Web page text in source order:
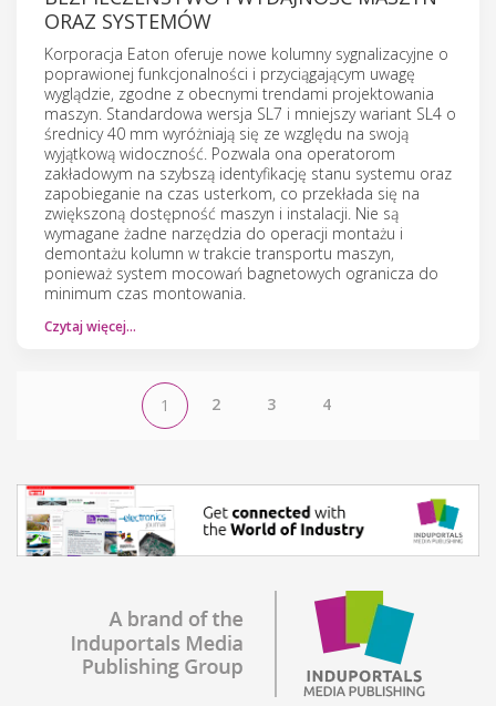
ORAZ SYSTEMÓW
Korporacja Eaton oferuje nowe kolumny sygnalizacyjne o
poprawionej funkcjonalności i przyciągającym uwagę
wyglądzie, zgodne z obecnymi trendami projektowania
maszyn. Standardowa wersja SL7 i mniejszy wariant SL4 o
średnicy 40 mm wyróżniają się ze względu na swoją
wyjątkową widoczność. Pozwala ona operatorom
zakładowym na szybszą identyfikację stanu systemu oraz
zapobieganie na czas usterkom, co przekłada się na
zwiększoną dostępność maszyn i instalacji. Nie są
wymagane żadne narzędzia do operacji montażu i
demontażu kolumn w trakcie transportu maszyn,
ponieważ system mocowań bagnetowych ogranicza do
minimum czas montowania.
Czytaj więcej…
1 2 3 4